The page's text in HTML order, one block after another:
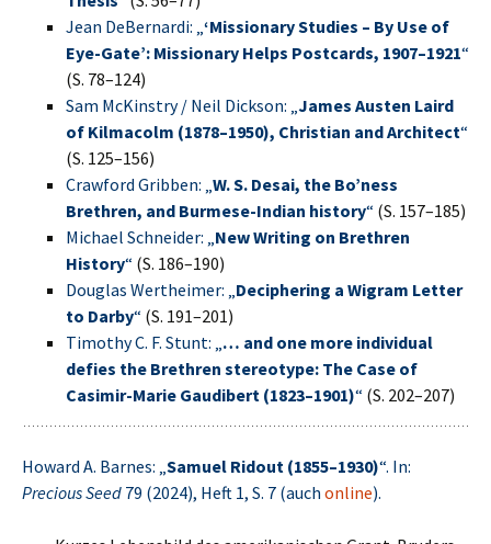
Jean DeBernardi: „‘Missionary Studies – By Use of
Eye-Gate’: Missionary Helps Postcards, 1907–1921“
(S. 78–124)
Sam McKinstry / Neil Dickson: „James Austen Laird
of Kilmacolm (1878–1950), Christian and Architect“
(S. 125–156)
Crawford Gribben: „W. S. Desai, the Bo’ness
Brethren, and Burmese-Indian history“ (S. 157–185)
Michael Schneider: „New Writing on Brethren
History“ (S. 186–190)
Douglas Wertheimer: „Deciphering a Wigram Letter
to Darby“ (S. 191–201)
Timothy C. F. Stunt: „… and one more individual
defies the Brethren stereotype: The Case of
Casimir-Marie Gaudibert (1823–1901)“ (S. 202–207)
Howard A. Barnes: „Samuel Ridout (1855–1930)“. In:
Precious Seed 79 (2024), Heft 1, S. 7 (auch online).